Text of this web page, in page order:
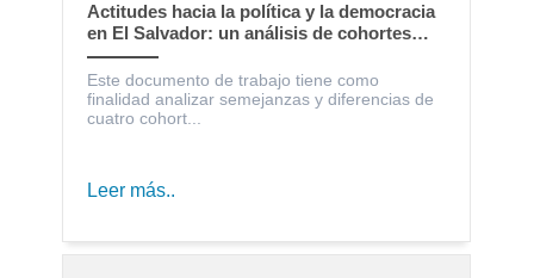
Actitudes hacia la política y la democracia
en El Salvador: un análisis de cohortes
generacionales
Este documento de trabajo tiene como
finalidad analizar semejanzas y diferencias de
cuatro cohort...
Leer más..